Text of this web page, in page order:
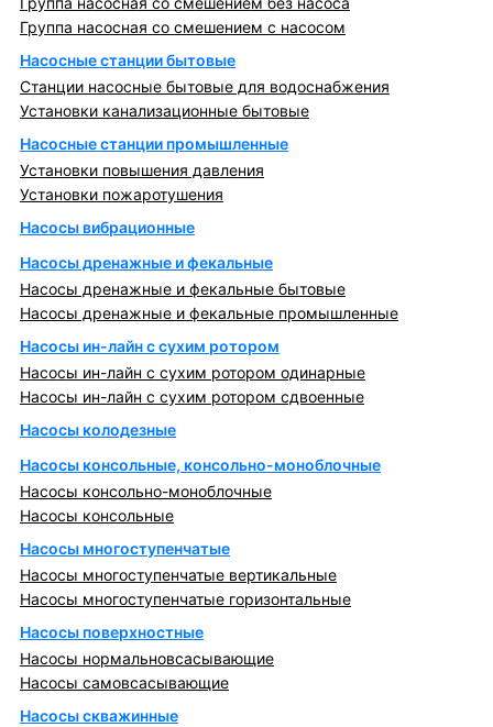
Группа насосная со смешением с насосом
Насосные станции бытовые
Станции насосные бытовые для водоснабжения
Установки канализационные бытовые
Насосные станции промышленные
Установки повышения давления
Установки пожаротушения
Насосы вибрационные
Насосы дренажные и фекальные
Насосы дренажные и фекальные бытовые
Насосы дренажные и фекальные промышленные
Насосы ин-лайн с сухим ротором
Насосы ин-лайн с сухим ротором одинарные
Насосы ин-лайн с сухим ротором сдвоенные
Насосы колодезные
Насосы консольные, консольно-моноблочные
Насосы консольно-моноблочные
Насосы консольные
Насосы многоступенчатые
Насосы многоступенчатые вертикальные
Насосы многоступенчатые горизонтальные
Насосы поверхностные
Насосы нормальновсасывающие
Насосы самовсасывающие
Насосы скважинные